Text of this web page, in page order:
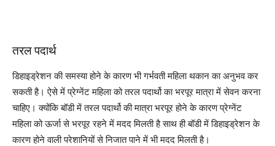
तरल पदार्थ
डिहाइड्रेशन की समस्या होने के कारण भी गर्भवती महिला थकान का अनुभव कर
सकती है। ऐसे में प्रेग्नेंट महिला को तरल पदार्थो का भरपूर मात्रा में सेवन करना
चाहिए। क्योंकि बॉडी में तरल पदार्थो की मात्रा भरपूर होने के कारण प्रेग्नेंट
महिला को ऊर्जा से भरपूर रहने में मदद मिलती है साथ ही बॉडी में डिहाइड्रेशन के
कारण होने वाली परेशानियों से निजात पाने में भी मदद मिलती है।